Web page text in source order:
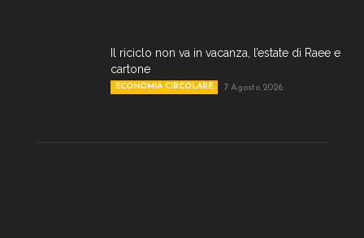
Il riciclo non va in vacanza, l’estate di Raee e
cartone
ECONOMIA CIRCOLARE 7 Agosto 2026